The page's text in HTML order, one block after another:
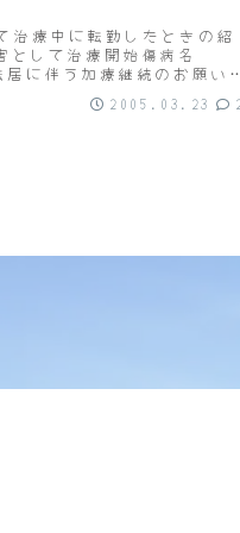
療中に転勤したときの紹
として治療開始傷病名
に伴う加療継続のお願い
生まれ 41歳 ...
2005.03.23